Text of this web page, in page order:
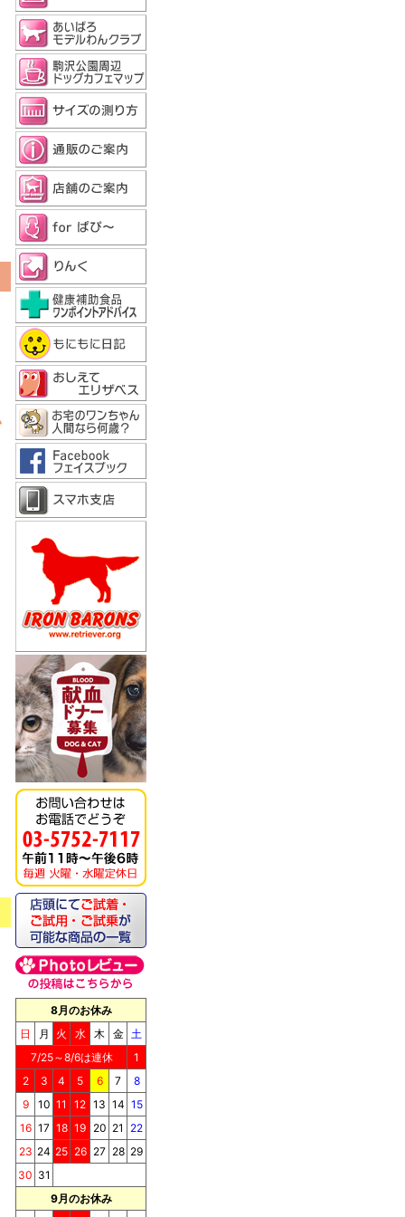
8月のお休み
日
月 火 水 木 金 土
7/25～8/6は連休
1
2
3 4 5 6 7
8
9
10 11 12 13 14 15
16 17 18 19 20 21
22
23 24 25 26 27 28 29
30 31
9月のお休み